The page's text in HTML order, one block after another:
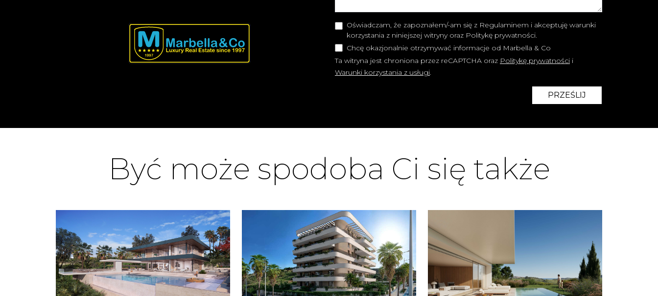
Oświadczam, że zapoznałem/-am się z Regulaminem i akceptuję warunki
korzystania z niniejszej witryny oraz Politykę prywatności.
Chcę okazjonalnie otrzymywać informacje od Marbella & Co
Ta witryna jest chroniona przez reCAPTCHA oraz Politykę prywatności i
Warunki korzystania z usługi.
PRZEŚLIJ
Być może spodoba Ci się także